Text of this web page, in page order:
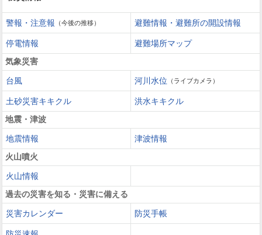
警報・注意報 （今後の推移） 避難情報・避難所の開設情報
停電情報
避難場所マップ
気象災害
台風 河川水位 （ライブカメラ）
土砂災害キキクル
洪水キキクル
地震・津波
地震情報
津波情報
火山噴火
火山情報
過去の災害を知る・災害に備える
災害カレンダー 防災手帳